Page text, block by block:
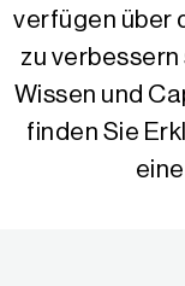
verfügen über
zu
Wissen und
finden Sie